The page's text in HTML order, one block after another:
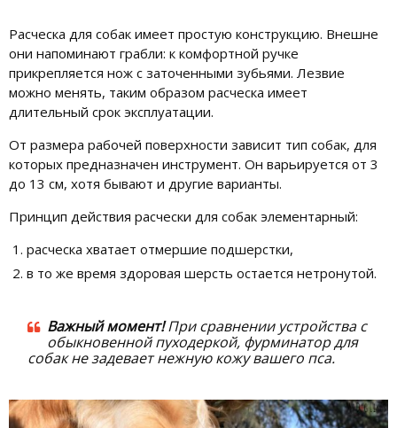
Расческа для собак имеет простую конструкцию. Внешне
они напоминают грабли: к комфортной ручке
прикрепляется нож с заточенными зубьями. Лезвие
можно менять, таким образом расческа имеет
длительный срок эксплуатации.
От размера рабочей поверхности зависит тип собак, для
которых предназначен инструмент. Он варьируется от 3
до 13 см, хотя бывают и другие варианты.
Принцип действия расчески для собак элементарный:
расческа хватает отмершие подшерстки,
в то же время здоровая шерсть остается нетронутой.
Важный момент!При сравнении устройства с
обыкновенной пуходеркой, фурминатор для
собак не задевает нежную кожу вашего пса.